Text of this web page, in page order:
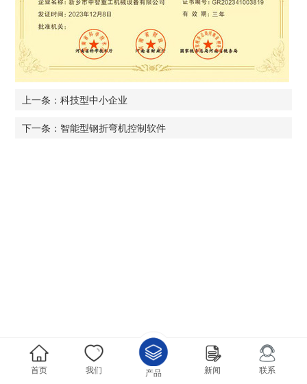
上一条：科技型中小企业
下一条：智能型钢折弯机控制软件
首页 我们 产品 新闻 联系